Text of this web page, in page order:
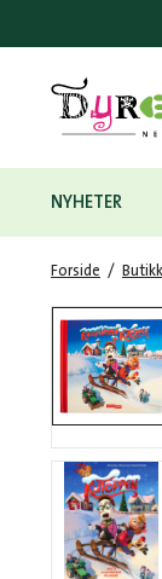
NYHETER
Forside / Butikk